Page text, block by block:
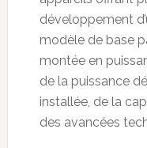
développement
modèle de base
montée en
de la puissance
installée, de la
des avancées